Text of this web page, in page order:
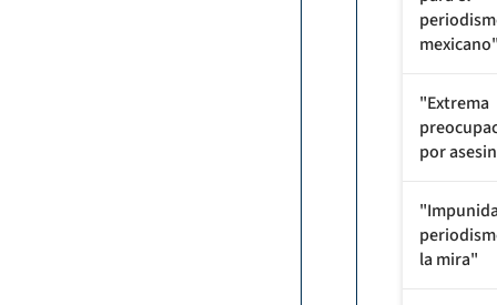
"Extrema
por
la mira"